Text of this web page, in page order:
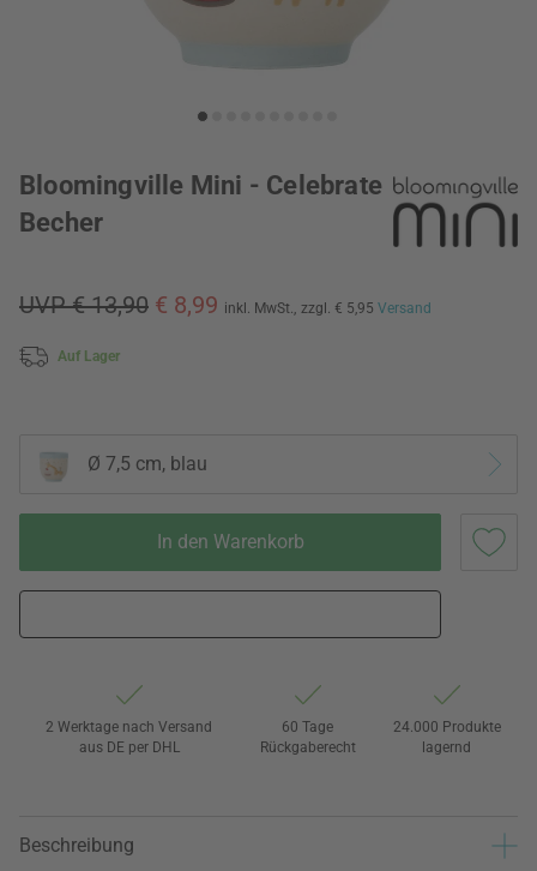
Bloomingville Mini - Celebrate
Becher
UVP € 13,90 € 8,99 inkl. MwSt., zzgl. € 5,95 Versand
Auf Lager
Ø 7,5 cm, blau
In den Warenkorb
2 Werktage nach Versand
aus DE per DHL
60 Tage
Rückgaberecht
24.000 Produkte
lagernd
Beschreibung